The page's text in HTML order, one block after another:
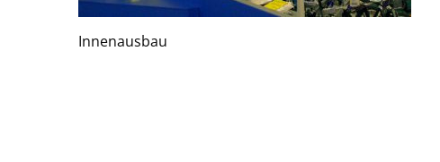
Innenausbau